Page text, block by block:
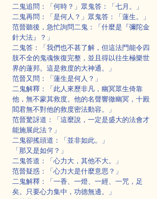
二鬼追問：「何時？」眾鬼答：「七月。」
二鬼再問：「是何人？」眾鬼答：「蓮生。」
范晉聽後，急忙詢問二鬼：「什麼是『彌陀金
針大法』？」
二鬼答：「我們也不甚了解，但這法門能令四
肢不全的鬼魂恢復完整，並且得以往生極樂世
界的蓮邦。這是救度的大神通。」
范晉又問：「蓮生是何人？」
二鬼解釋：「此人來歷非凡，幽冥眾生倚靠
他，無不蒙其救度。他的名聲響徹幽冥，十殿
閻君無不對他的救度密法動容。」
范晉驚訝道：「這麼說，一定是盛大的法會才
能施展此法？」
二鬼卻搖頭道：「並非如此。」
「那又是如何？」
二鬼答道：「心力大，其他不大。」
范晉疑惑：「心力大是什麼意思？」
二鬼解釋：「一香、一燈、一經、一咒，足
矣。只要心力集中，功德無邊。」